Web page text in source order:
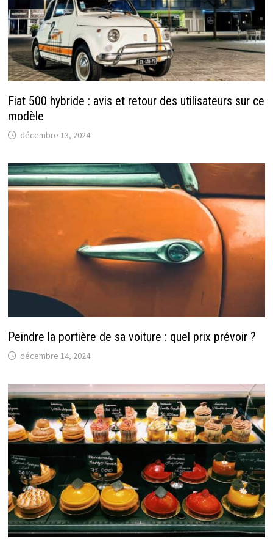
Fiat 500 hybride : avis et retour des utilisateurs sur ce
modèle
décembre 13, 2024
Peindre la portière de sa voiture : quel prix prévoir ?
décembre 14, 2024